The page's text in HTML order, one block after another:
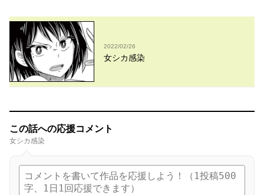
2022/02/26
女シカ感染
この話への応援コメント
女シカ感染